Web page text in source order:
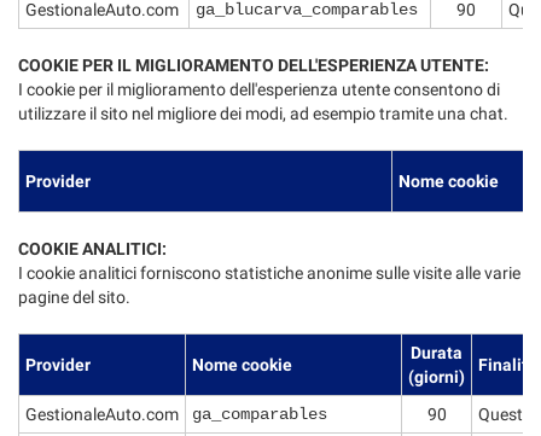
GestionaleAuto.com ga_blucarva_comparables 90
COOKIE PER IL MIGLIORAMENTO DELL'ESPERIENZA UTENTE:
I cookie per il miglioramento dell'esperienza utente consentono di
utilizzare il sito nel migliore dei modi, ad esempio tramite una chat.
Provider Nome cookie
COOKIE ANALITICI:
I cookie analitici forniscono statistiche anonime sulle visite alle varie
pagine del sito.
Provider Nome cookie
Durata
(giorni)
Finalità
GestionaleAuto.com ga_comparables 90 Questo